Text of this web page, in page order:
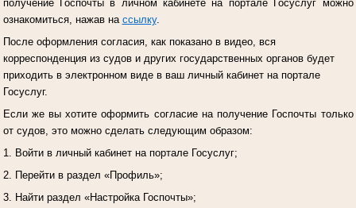
получение Госпочты в личном кабинете на портале Госуслуг можно
ознакомиться, нажав на ссылку.
После оформления согласия, как показано в видео, вся
корреспонденция из судов и других государственных органов будет
приходить в электронном виде в ваш личный кабинет на портале
Госуслуг.
Если же вы хотите оформить согласие на получение Госпочты только
от судов, это можно сделать следующим образом:
1. Войти в личный кабинет на портале Госуслуг;
2. Перейти в раздел «Профиль»;
3. Найти раздел «Настройка Госпочты»;